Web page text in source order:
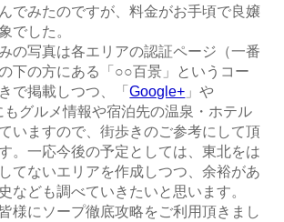
でみたのですが、料金がお手頃で良嬢
でした。
の写真は各エリアの認証ページ（一番
下の方にある「○○百景」というコー
で掲載しつつ、「Google+ 」や
もグルメ情報や宿泊先の温泉・ホテル
いますので、街歩きのご参考にして頂
。一応今後の予定としては、東北をは
てないエリアを作成しつつ、余裕があ
なども調べていきたいと思います。
様にソープ徹底攻略をご利用頂きまし